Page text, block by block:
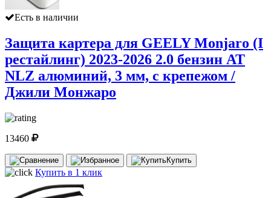
Есть в наличии
Защита картера для GEELY Monjaro (I
рестайлинг) 2023-2026 2.0 бензин AT
NLZ алюминий, 3 мм, с крепежом /
Джили Монжаро
13460
Купить
Купить в 1 клик